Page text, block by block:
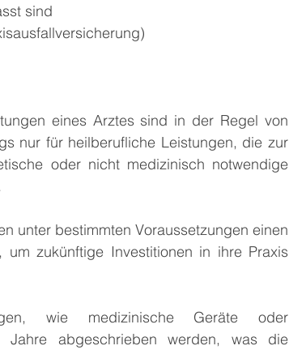
sind
eines Arztes sind in der Regel von
nur für heilberufliche Leistungen, die zur
oder nicht medizinisch notwendige
unter bestimmten Voraussetzungen einen
um zukünftige Investitionen in ihre Praxis
wie medizinische Geräte oder
Jahre abgeschrieben werden, was die